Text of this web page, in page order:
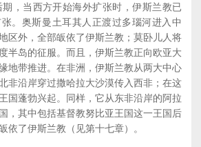
，当西方开始海外扩张时，伊斯兰教已
。奥斯曼土耳其人正渡过多瑙河进入中
区外，全部皈依了伊斯兰教；莫卧儿人将
半岛的征服。而且，伊斯兰教正向欧亚大
地带推进。在非洲，伊斯兰教从两大中心
非沿岸穿过撒哈拉大沙漠传入西非；在这
国蓬勃兴起。同样，它从东非沿岸的阿拉
，其中包括基督教努比亚王国这一王国后
依了伊斯兰教（见第十七章）。